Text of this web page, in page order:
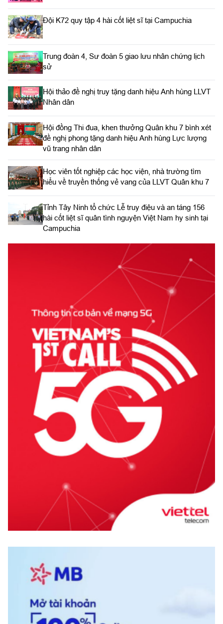
Đội K72 quy tập 4 hài cốt liệt sĩ tại Campuchia
Trung đoàn 4, Sư đoàn 5 giao lưu nhân chứng lịch
sử
Hội thảo đề nghị truy tặng danh hiệu Anh hùng LLVT
Nhân dân
Hội đồng Thi đua, khen thưởng Quân khu 7 bình xét
đề nghị phong tặng danh hiệu Anh hùng Lực lượng
vũ trang nhân dân
Học viên tốt nghiệp các học viện, nhà trường tìm
hiểu về truyền thống vẻ vang của LLVT Quân khu 7
​Tỉnh Tây Ninh tổ chức Lễ truy điệu và an táng 156
hài cốt liệt sĩ quân tình nguyện Việt Nam hy sinh tại
Campuchia